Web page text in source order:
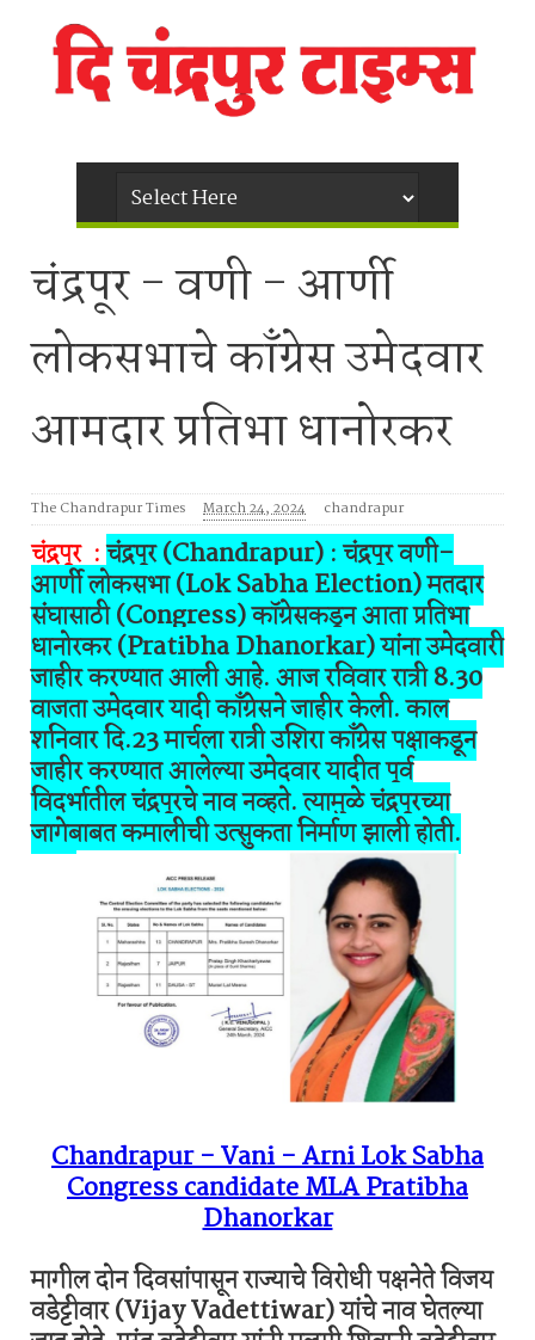
चंद्रपूर - वणी - आर्णी
लोकसभाचे काँग्रेस उमेदवार
आमदार प्रतिभा धानोरकर
The Chandrapur Times March 24, 2024 chandrapur
चंद्रपूर :चंद्रपूर (Chandrapur) : चंद्रपूर वणी-
आर्णी लोकसभा (Lok Sabha Election) मतदार
संघासाठी (Congress) कॉग्रेसकडून आता प्रतिभा
धानोरकर (Pratibha Dhanorkar) यांना उमेदवारी
जाहीर करण्यात आली आहे. आज रविवार रात्री 8.30
वाजता उमेदवार यादी काँग्रेसने जाहीर केली. काल
शनिवार दि.23 मार्चला रात्री उशिरा काँग्रेस पक्षाकडून
जाहीर करण्यात आलेल्या उमेदवार यादीत पूर्व
विदर्भातील चंद्रपूरचे नाव नव्हते. त्यामुळे चंद्रपूरच्या
जागेबाबत कमालीची उत्सुकता निर्माण झाली होती.
Chandrapur - Vani - Arni Lok Sabha
Congress candidate MLA Pratibha
Dhanorkar
मागील दोन दिवसांपासून राज्याचे विरोधी पक्षनेते विजय
वडेट्टीवार (Vijay Vadettiwar) यांचे नाव घेतल्या